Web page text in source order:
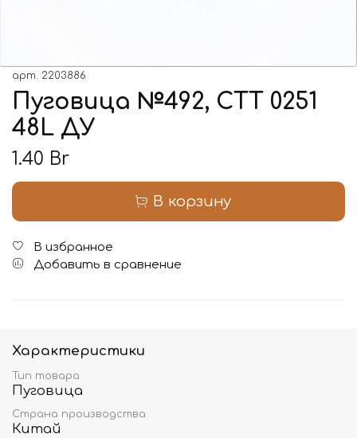
арт. 2203886
Пуговица №492, CTT 0251
48L ДУ
1.40 Br
В корзину
В избранное
Добавить в сравнение
Характеристики
Тип товара
Пуговица
Страна производства
Китай